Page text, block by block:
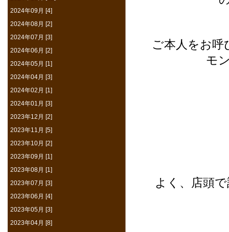
ご本人をお
モ
よく、店頭
2024年09月 [4]
2024年08月 [2]
2024年07月 [3]
2024年06月 [2]
2024年05月 [1]
2024年04月 [3]
2024年02月 [1]
2024年01月 [3]
2023年12月 [2]
2023年11月 [5]
2023年10月 [2]
2023年09月 [1]
2023年08月 [1]
2023年07月 [3]
2023年06月 [4]
2023年05月 [3]
2023年04月 [8]